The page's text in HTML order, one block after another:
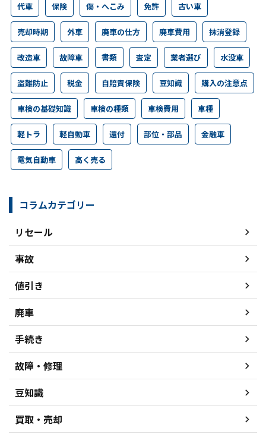
代車 保険 傷・へこみ 免許 古い車
売却時期 外車 廃車の仕方 廃車費用 抹消登録
改造車 故障車 書類 査定 業者選び 水没車
盗難防止 税金 自賠責保険 豆知識 購入の注意点
車検の基礎知識 車検の種類 車検費用 車種
軽トラ 軽自動車 還付 部位・部品 金融車
電気自動車 高く売る
コラムカテゴリー
リセール
事故
値引き
廃車
手続き
故障・修理
豆知識
買取・売却